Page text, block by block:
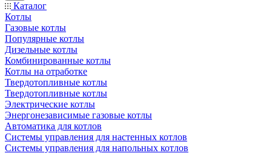
Каталог
Котлы
Газовые котлы
Популярные котлы
Дизельные котлы
Комбинированные котлы
Котлы на отработке
Твердотопливные котлы
Твердотопливные котлы
Электрические котлы
Энергонезависимые газовые котлы
Автоматика для котлов
Системы управления для настенных котлов
Системы управления для напольных котлов